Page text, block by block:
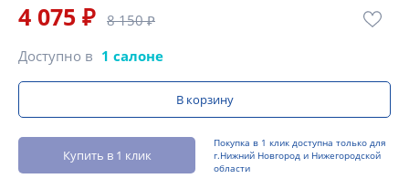
4 075 ₽ 8 150 ₽
Доступно в 1 салоне
В корзину
Купить в 1 клик
Покупка в 1 клик доступна только для
г.Нижний Новгород и Нижегородской
области